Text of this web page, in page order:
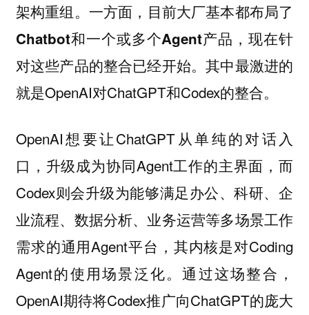
架构重组。一方面， 目前大厂基本都布局了
Chatbot和一个或多个Agent产品，现在针
对这些产品的整合已经开始。其中最激进的
就是OpenAI对ChatGPT和Codex的整合。
OpenAI想要让ChatGPT从单纯的对话入
口，升级成为协同Agent工作的主界面，而
Codex则会升级为能够满足办公、科研、企
业流程、数据分析、业务运营等多场景工作
需求的通用Agent平台，其内核是对Coding
Agent的使用场景泛化。通过这场整合，
OpenAI期待将Codex推广向ChatGPT的庞大